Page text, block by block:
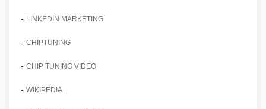
- LINKEDIN MARKETING
- CHIPTUNING
- CHIP TUNING VIDEO
- WIKIPEDIA